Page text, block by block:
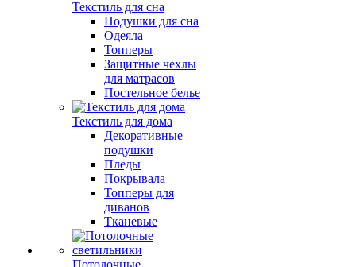
Текстиль для сна
Подушки для сна
Одеяла
Топперы
Защитные чехлы
для матрасов
Постельное белье
Текстиль для дома
Декоративные
подушки
Пледы
Покрывала
Топперы для
диванов
Тканевые
Потолочные